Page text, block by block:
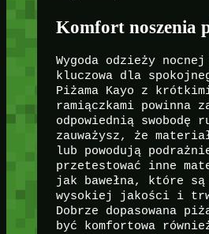
Komfort noszenia
Wygoda odzieży
kluczowa dla
Piżama Kayo z
ramiączkami powinna
odpowiednią swobodę
zauważysz, że
lub powodują
przetestować inne
jak bawełna, które są
wysokiej jakości i
Dobrze dopasowana
być komfortowa